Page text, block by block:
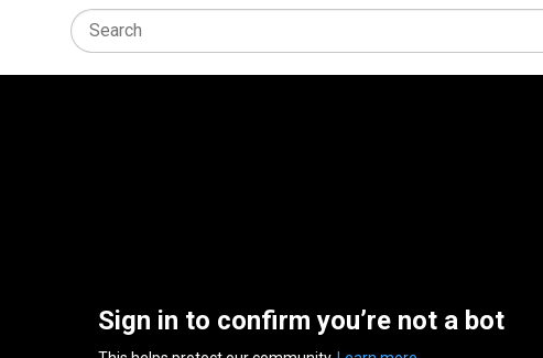
Sign in to confirm you’re not a bot